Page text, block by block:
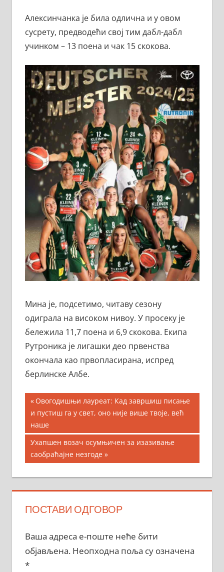
Алексинчанка је била одлична и у овом
сусрету, предводећи свој тим дабл-дабл
учинком – 13 поена и чак 15 скокова.
Мина је, подсетимо, читаву сезону
одиграла на високом нивоу. У просеку је
бележила 11,7 поена и 6,9 скокова. Екипа
Рутроника је лигашки део првенства
окончала као првопласирана, испред
берлинске Албе.
Кретање
чланка
Previous
Post:
Овогодишњи лауреат: Кад завршиш писање
и пустиш га у свет, оно није више твоје, већ
наше
Next
Post:
Ухапшен возач осумњичен за изазивање
саобраћајне незгоде
ПОСТАВИ ОДГОВОР
Ваша адреса е-поште неће бити
објављена. Неопходна поља су означена
*